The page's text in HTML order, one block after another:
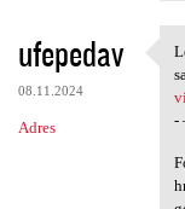
ufepedav
08.11.2024
Adres
-